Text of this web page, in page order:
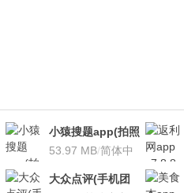
小猿搜题app(拍照
搜题利器)V9.7.2安
53.97 MB/简体中
大众点评(手机团